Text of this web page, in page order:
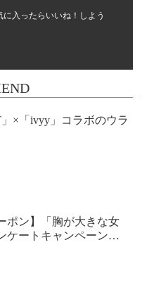
に入ったらいいね！しよう
」×「ivyy」コラボのウラ
ポン】「胸が大きな女
ケートキャンペーン…